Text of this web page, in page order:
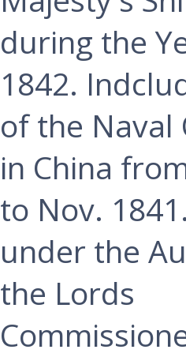
during the
1842.
of the Naval
in China
to Nov.
under the
the Lords